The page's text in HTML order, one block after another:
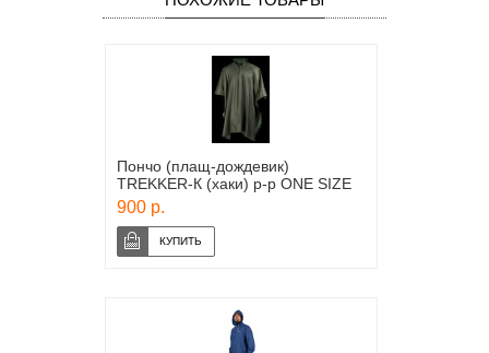
Пончо (плащ-дождевик)
TREKKER-К (хаки) р-р ONE SIZE
900 р.